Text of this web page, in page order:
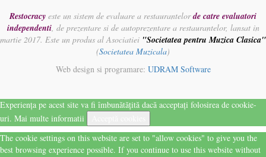
Restocracy este un sistem de evaluare a restaurantelorde catre evaluatori
independenti, de prezentare si de autoprezentare a restaurantelor, lansat in
martie 2017. Este un produs al Asociatiei "Societatea pentru Muzica Clasica"
(Societatea Muzicala)
Web design si programare: UDRAM Software
Experiența pe acest site va fi îmbunătățită dacă acceptați folosirea de cookie-
uri. Mai multe informatii
The cookie settings on this website are set to "allow cookies" to give you the
best browsing experience possible. If you continue to use this website without